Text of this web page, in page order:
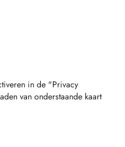
in de "Privacy
van onderstaande kaart